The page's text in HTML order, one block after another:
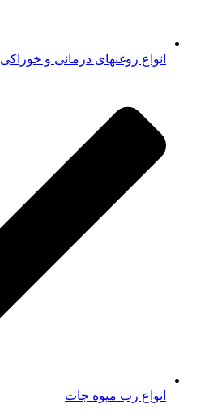
انواع روغنهای درمانی و خوراکی
انواع رب میوه جات